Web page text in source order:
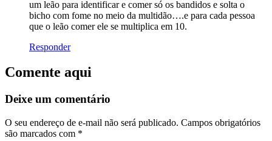
um leão para identificar e comer só os bandidos e solta o
bicho com fome no meio da multidão….e para cada pessoa
que o leão comer ele se multiplica em 10.
Responder
Comente aqui
Deixe um comentário
O seu endereço de e-mail não será publicado. Campos obrigatórios
são marcados com *